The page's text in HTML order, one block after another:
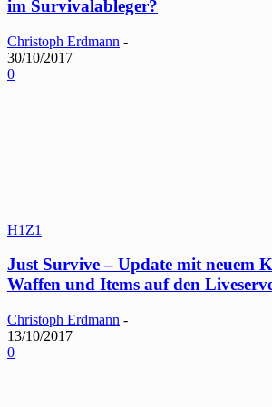
im Survivalableger?
Christoph Erdmann -
30/10/2017
0
H1Z1
Just Survive – Update mit neuem
Waffen und Items auf den
Christoph Erdmann -
13/10/2017
0